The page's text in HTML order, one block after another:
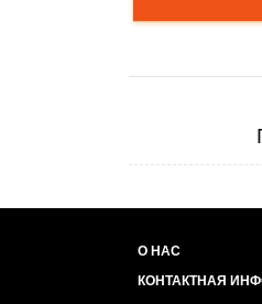
О НАС
КОНТАКТНАЯ